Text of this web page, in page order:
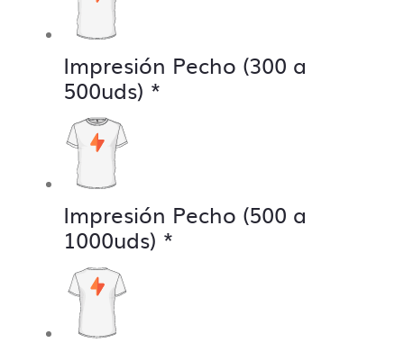
Impresión Pecho (300 a
500uds) *
Impresión Pecho (500 a
1000uds) *